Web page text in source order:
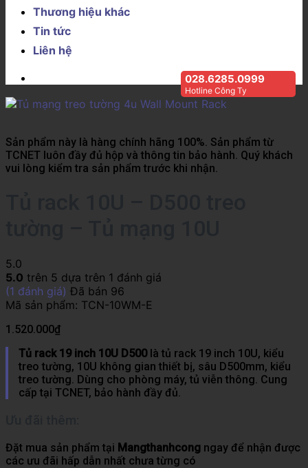
Thương hiệu khác
Tin tức
Liên hệ
028.6285.0999
Hotline Công Ty
Sản phẩm này là hàng chính hãng 100%. Sản phẩm từ
TCNET luôn đầy đủ hộp và thông tin bảo hành. Quý khách
vui lòng kiểm tra sản phẩm trước khi nhận.
5.0
5.0 trên 5 dựa trên 1 đánh giá
(1 đánh giá) Đã bán 96
Mã sản phẩm: TCN-10WM-E
1.520.000₫
Tủ rack 19 inch 10U D500là tủ rack 19 inch 10U, kiểu
treo tường, 10U không gian thiết bị, sâu D500mm, kiểu
treo tường. Dùng cho phòng máy, tủ viễn thông. Cung
cấp tại TCNET, bảo hành đầy đủ.
Đặt mua sản phẩm tại Mangthanhcong ngay để nhận được
các ưu đãi hấp dẫn nhất chưa từng có